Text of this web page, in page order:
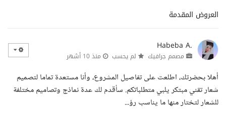
العروض المقدمة
Habeba A.
مصمم جرافيك لم يحسب منذ 10 أشهر
أهلا بحضرتك، اطلعت على تفاصيل المشروع، وأنا مستعدة تماما لتصميم
شعار تقني مبتكر يلبي متطلباتكم. سأقدم لك عدة نماذج وتصاميم مختلفة
للشعار لتختار منها ما يناسب رؤ...